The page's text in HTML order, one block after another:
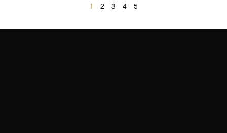
1 2 3 4 5